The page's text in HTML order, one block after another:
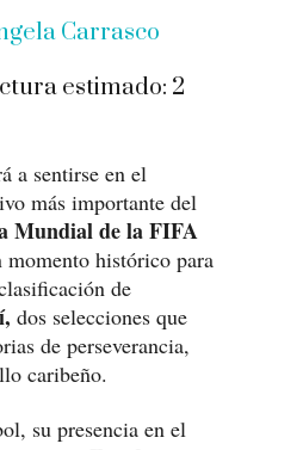
Carrasco
estimado: 2
a sentirse en el
más importante del
Mundial de la FIFA
momento histórico para
de
dos selecciones que
de perseverancia,
caribeño.
su presencia en el